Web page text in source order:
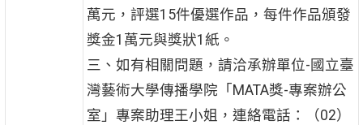
萬元，評選15件優選作品，每件作品頒發
獎金1萬元與獎狀1紙。
三、如有相關問題，請洽承辦單位-國立臺
灣藝術大學傳播學院「MATA獎-專案辦公
室」專案助理王小姐，連絡電話：（02）